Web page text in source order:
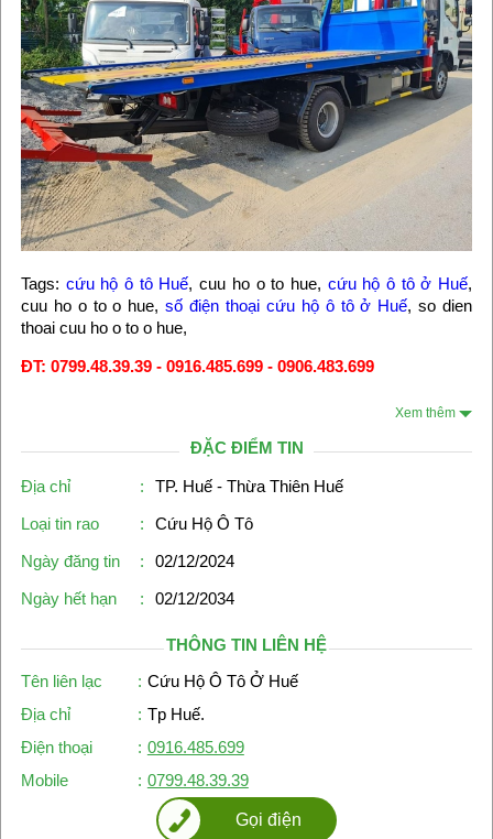
Tags: cứu hộ ô tô Huế, cuu ho o to hue, cứu hộ ô tô ở Huế,
cuu ho o to o hue,số điện thoại cứu hộ ô tô ở Huế, so dien
thoai cuu ho o to o hue,
ĐT: 0799.48.39.39 - 0916.485.699 - 0906.483.699
Xem thêm
ĐẶC ĐIỂM TIN
Địa chỉ :
TP. Huế - Thừa Thiên Huế
Loại tin rao
:
Cứu Hộ Ô Tô
Ngày đăng tin
:
02/12/2024
Ngày hết hạn
: 02/12/2034
THÔNG TIN LIÊN HỆ
Tên liên lạc
: Cứu Hộ Ô Tô Ở Huế
Địa chỉ
: Tp Huế.
Điện thoại
: 0916.485.699
Mobile
: 0799.48.39.39
Gọi điện